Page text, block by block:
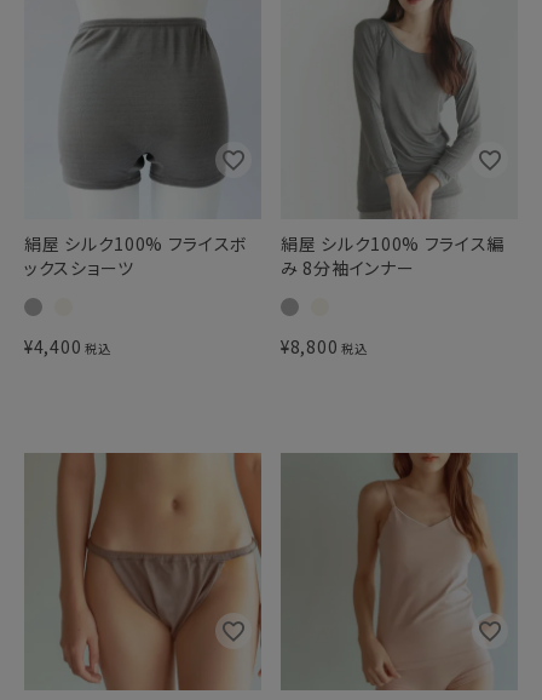
絹屋 シルク100% フライスボ
ックスショーツ
¥4,400 税込
絹屋 シルク100% フライス編
み 8分袖インナー
¥8,800 税込